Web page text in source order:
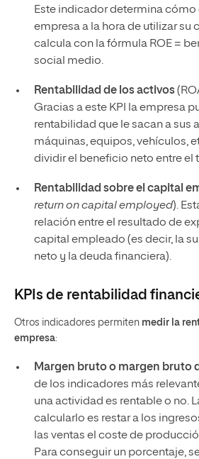
Este indicador determina cómo
empresa a la hora de utilizar su
calcula con la fórmula ROE =
social medio.
Rentabilidad de los activos
Gracias a este KPI la empresa
rentabilidad que le sacan a sus
máquinas, equipos, vehículos,
dividir el beneficio neto entre el
Rentabilidad sobre el capital
return on capital employed).
relación entre el resultado de
capital empleado (es decir, la
neto y la deuda financiera).
KPIs de rentabilidad
Otros indicadores permiten medir la
empresa:
Margen bruto o margen bruto
de los indicadores más
una actividad es rentable o no.
calcularlo es restar a los
las ventas el coste de
Para conseguir un porcentaje,